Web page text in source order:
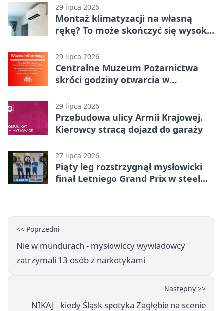
29 lipca 2026
Montaż klimatyzacji na własną
rękę? To może skończyć się wysoką
29 lipca 2026
Centralne Muzeum Pożarnictwa
skróci godziny otwarcia w
29 lipca 2026
Przebudowa ulicy Armii Krajowej.
Kierowcy stracą dojazd do garaży
27 lipca 2026
Piąty leg rozstrzygnął mysłowicki
finał Letniego Grand Prix w steel
<< Poprzedni
Nie w mundurach - mysłowiccy wywiadowcy
zatrzymali 13 osób z narkotykami
Następny >>
NIKAJ - kiedy Śląsk spotyka Zagłębie na scenie